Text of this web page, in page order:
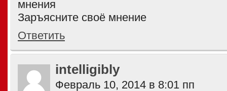
мнения
Заръясните своё мнение
Ответить
intelligibly
Февраль 10, 2014 в 8:01 пп